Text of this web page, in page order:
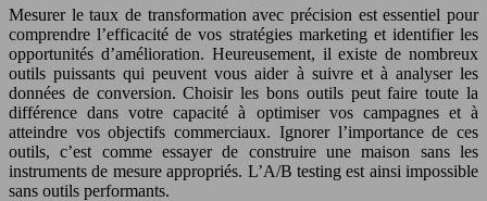
Mesurer le taux de transformation avec précision est essentiel pour
comprendre l’efficacité de vos stratégies marketing et identifier les
opportunités d’amélioration. Heureusement, il existe de nombreux
outils puissants qui peuvent vous aider à suivre et à analyser les
données de conversion. Choisir les bons outils peut faire toute la
différence dans votre capacité à optimiser vos campagnes et à
atteindre vos objectifs commerciaux. Ignorer l’importance de ces
outils, c’est comme essayer de construire une maison sans les
instruments de mesure appropriés. L’A/B testing est ainsi impossible
sans outils performants.